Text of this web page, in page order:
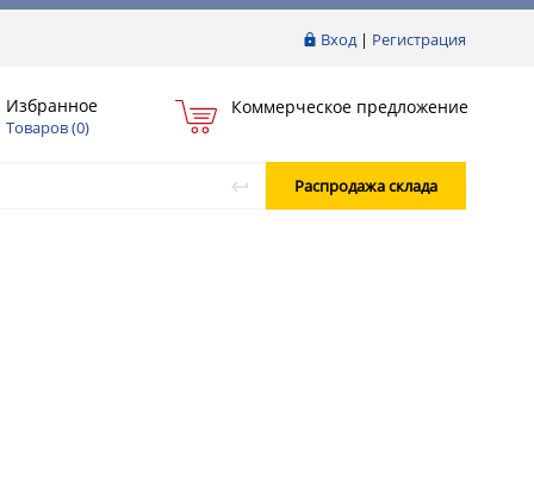
Вход| Регистрация
Избранное
Товаров (0)
Коммерческое предложение
Распродажа склада